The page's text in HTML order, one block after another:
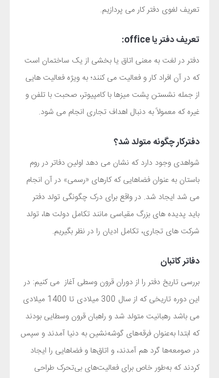
تعریف لغوی دفتر کار می پردازیم.
تعریف دفتر یا:office
دفتر در لغت به معنی اتاق یا بخشی از یک ساختمان است
که در آن افراد کار و فعالیت می کنند؛ به ویژه فعالیت هایی
از جمله نشستن پشت میزها با کامپیوتر، صحبت با تلفن و
غیره که معمولاً به دنبال اهداف تجاری انجام می شود.
دفترکارچگونه متولد شد؟
شواهدی وجود دارد که نشان می دهد اولین دفاتر در روم
باستان به عنوان فضاهایی که کارهای «رسمی» در آن انجام
می شد ایجاد شد. در واقع برای درک چگونگی تولد دفتر
باید پدیده های بزرگ مقیاسی مانند تکامل دولت ها، تولد
شرکت های تجاری، تکامل ادیان را در نظر بگیریم.
دفاتر کاتبان
بررسی تاریخ دفتر را از دوران قرون وسطی آغاز می کنیم: در
این دوره تاریخی که از سال 300 میلادی تا 1400 میلادی
می باشد رهبانیت متولد شد و راهبان قرون وسطایی بودند
که ابتدا به‌عنوان فرقه‌های گوشه‌نشین به دنیا آمدند و سپس
در صومعه‌ها گرد هم آمدند، و اتاق‌ها و فضاهایی را ایجاد
کردند که به‌طور خاص برای فعالیت‌های بی‌تحرک طراحی